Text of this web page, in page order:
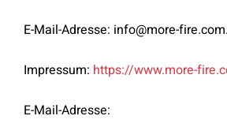
E-Mail-Adresse: info@more-fire.com.
Impressum: https://www.more-
E-Mail-Adresse: